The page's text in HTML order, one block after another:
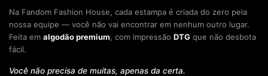
Na Fandom Fashion House, cada estampa é criada do zero pela
nossa equipe — você não vai encontrar em nenhum outro lugar.
Feita em algodão premium, com impressão DTG que não desbota
fácil.
Você não precisa de muitas, apenas da certa.